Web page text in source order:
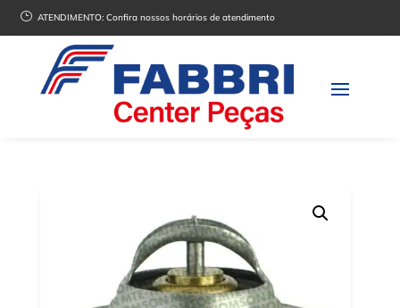
} ATENDIMENTO:Confira nossos horários de atendimento